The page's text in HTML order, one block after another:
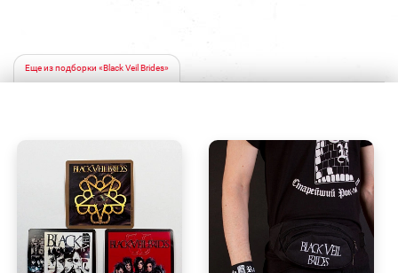
Еще из подборки «Black Veil Brides»